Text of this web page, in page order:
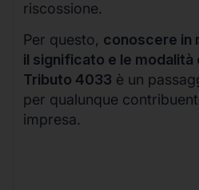
riscossione.
Per questo, conoscere in
il significato e le modalità
Tributo 4033 è un
per qualunque
impresa.